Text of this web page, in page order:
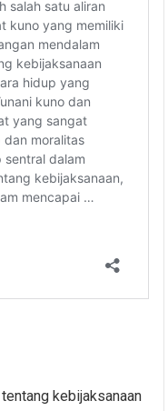
kebijaksanaan